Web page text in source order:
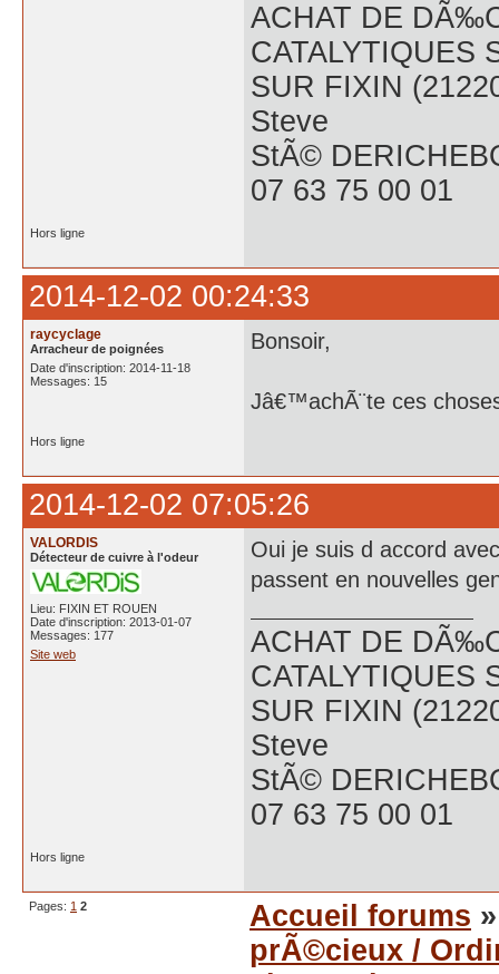
ACHAT DE
CATALYTIQUES
SUR FIXIN
Steve
StÃ©
07 63 75 00 01
Hors ligne
2014-12-02 00:24:33
raycyclage
Arracheur de poignées
Date d'inscription: 2014-11-18
Messages: 15
Bonsoir,
Jâ€™achÃ¨te ces
Hors ligne
2014-12-02 07:05:26
VALORDIS
Détecteur de cuivre à l'odeur
Lieu: FIXIN ET ROUEN
Date d'inscription: 2013-01-07
Messages: 177
Site web
Oui je suis d accord
passent en nouvelles
ACHAT DE
CATALYTIQUES
SUR FIXIN
Steve
StÃ©
07 63 75 00 01
Hors ligne
Pages: 1 2 Accueil forums
prÃ©cieux /